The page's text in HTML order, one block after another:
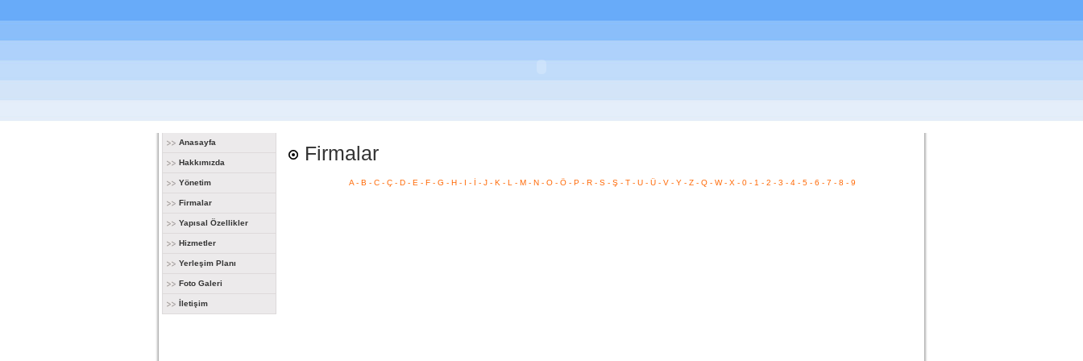
Anasayfa
Hakkımızda
Yönetim
Firmalar
Yapısal Özellikler
Hizmetler
Yerleşim Planı
Foto Galeri
İletişim
Firmalar
A- B - C- Ç- D- E - F- G - H- I - İ - J- K - L - M- N- O- Ö-P- R- S- Ş-T- U- Ü -V-Y- Z-Q - W- X - 0- 1 - 2 - 3 - 4- 5- 6 -7 - 8 - 9